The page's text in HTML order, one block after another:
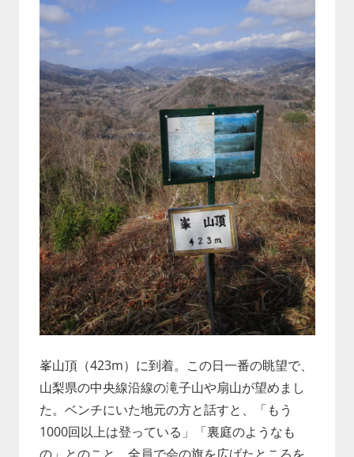
峯山頂（423m）に到着。この日一番の眺望で、
山梨県の中央線沿線の滝子山や扇山が望めまし
た。ベンチにいた地元の方と話すと、「もう
1000回以上は登っている」「裏庭のようなも